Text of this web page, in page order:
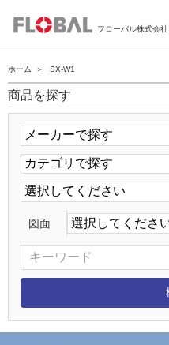
フローバル株式会社
ホーム SX-W1
商品を探す
図面